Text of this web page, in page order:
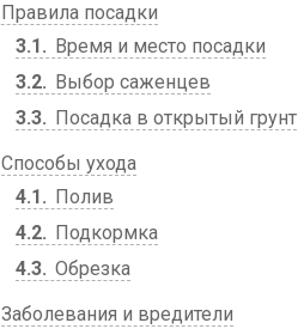
Правила посадки
3.1
Время и место посадки
3.2
Выбор саженцев
3.3
Посадка в открытый грунт
Способы ухода
4.1
Полив
4.2
Подкормка
4.3 Обрезка
Заболевания и вредители